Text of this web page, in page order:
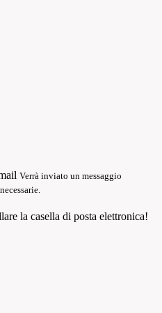
Verrà inviato un messaggio
la casella di posta elettronica!